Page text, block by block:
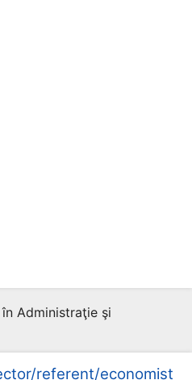
Administraţie şi
referent/economist